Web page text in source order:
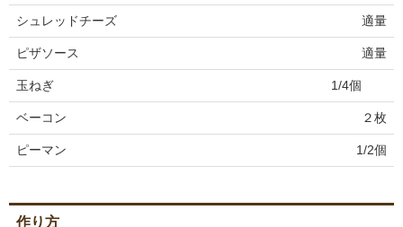
シュレッドチーズ 適量
ピザソース 適量
玉ねぎ 1/4個
ベーコン ２枚
ピーマン 1/2個
作り方